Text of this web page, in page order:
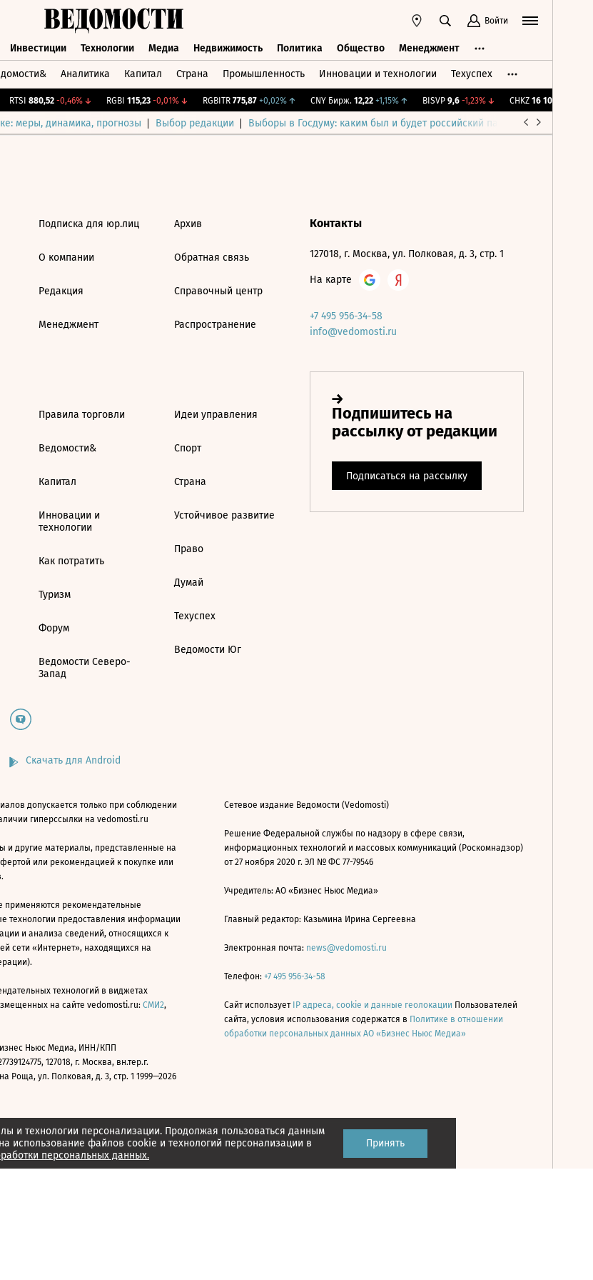
Войти
Инвестиции Технологии Медиа Недвижимость Политика Общество Менеджмент
Аналитика Капитал Страна Промышленность Инновации и технологии Техуспех
RTSI 880,52 -0,46%↓ RGBI 115,23 -0,01%↓ RGBITR 775,87 +0,02%↑ CNY Бирж. 12,22 +1,15%↑ BISVP 9,6 -1,23%↓ CHKZ 16 100
меры, динамика, прогнозы Выбор редакции Выборы в Госдуму: каким был и будет российский парламент
и технологии персонализации. Продолжая пользоваться данным
на использование файлов cookie и технологий персонализации в
персональных данных.
Принять
Подписка для юр.лиц
О компании
Редакция
Менеджмент
Архив
Обратная связь
Справочный центр
Распространение
Правила торговли
Ведомости&
Капитал
Инновации и
технологии
Как потратить
Туризм
Форум
Ведомости Северо-
Запад
Идеи управления
Спорт
Страна
Устойчивое развитие
Право
Думай
Техуспех
Ведомости Юг
Контакты
127018, г. Москва, ул. Полковая, д. 3, стр. 1
На карте
+7 495 956-34-58
info@vedomosti.ru
Скачать для Android
допускается только при соблюдении
гиперссылки на vedomosti.ru
и другие материалы, представленные на
или рекомендацией к покупке или
применяются рекомендательные
технологии предоставления информации
и анализа сведений, относящихся к
сети «Интернет», находящихся на
технологий в виджетах
на сайте vedomosti.ru: СМИ2,
Ньюс Медиа, ИНН/КПП
127018, г. Москва, вн.тер.г.
Роща, ул. Полковая, д. 3, стр. 1 1999—2026
Сетевое издание Ведомости (Vedomosti)
Решение Федеральной службы по надзору в сфере связи,
информационных технологий и массовых коммуникаций (Роскомнадзор)
от 27 ноября 2020 г. ЭЛ № ФС 77-79546
Учредитель: АО «Бизнес Ньюс Медиа»
Главный редактор: Казьмина Ирина Сергеевна
Электронная почта: news@vedomosti.ru
Телефон: +7 495 956-34-58
Сайт использует IP адреса, cookie и данные геолокации Пользователей
сайта, условия использования содержатся в Политике в отношении
обработки персональных данных АО «Бизнес Ньюс Медиа»